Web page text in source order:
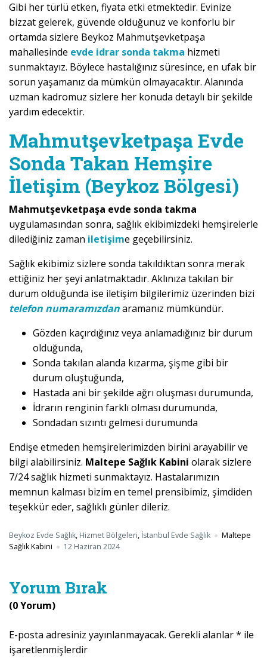
Gibi her türlü etken, fiyata etki etmektedir. Evinize
bizzat gelerek, güvende olduğunuz ve konforlu bir
ortamda sizlere Beykoz Mahmutşevketpaşa
mahallesinde evde idrar sonda takma hizmeti
sunmaktayız. Böylece hastalığınız süresince, en ufak bir
sorun yaşamanız da mümkün olmayacaktır. Alanında
uzman kadromuz sizlere her konuda detaylı bir şekilde
yardım edecektir.
Mahmutşevketpaşa Evde
Sonda Takan Hemşire
İletişim (Beykoz Bölgesi)
Mahmutşevketpaşa evde sonda takma
uygulamasından sonra, sağlık ekibimizdeki hemşirelerle
dilediğiniz zaman iletişime geçebilirsiniz.
Sağlık ekibimiz sizlere sonda takıldıktan sonra merak
ettiğiniz her şeyi anlatmaktadır. Aklınıza takılan bir
durum olduğunda ise iletişim bilgilerimiz üzerinden bizi
telefon numaramızdanaramanız mümkündür.
Gözden kaçırdığınız veya anlamadığınız bir durum
olduğunda,
Sonda takılan alanda kızarma, şişme gibi bir
durum oluştuğunda,
Hastada ani bir şekilde ağrı oluşması durumunda,
İdrarın renginin farklı olması durumunda,
Sondadan sızıntı gelmesi durumunda
Endişe etmeden hemşirelerimizden birini arayabilir ve
bilgi alabilirsiniz. Maltepe Sağlık Kabini olarak sizlere
7/24 sağlık hizmeti sunmaktayız. Hastalarımızın
memnun kalması bizim en temel prensibimiz, şimdiden
teşekkür eder, sağlıklı günler dileriz.
Beykoz Evde Sağlık, Hizmet Bölgeleri, İstanbul Evde Sağlık
Maltepe
Sağlık Kabini
12 Haziran 2024
Yorum Bırak
(0 Yorum)
E-posta adresiniz yayınlanmayacak. Gerekli alanlar* ile
işaretlenmişlerdir